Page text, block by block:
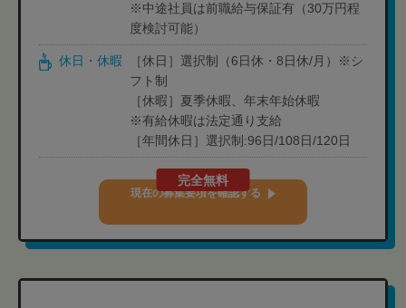
※中途社員は前職給与保証有（30万円程
度検討可能）
休日・休暇
［休日］選択制（6日休・8日休/月）※シ
フト制
［休暇］夏季休暇、年末年始休暇
※有給休暇は法定通り支給
［年間休日］選択制:96日/108日/120日
完全無料
現在の募集要項を確認する